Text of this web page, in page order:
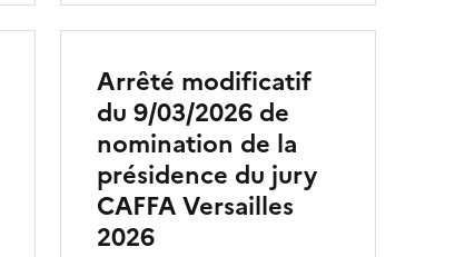
Arrêté modificatif
du 9/03/2026 de
nomination de la
présidence du jury
CAFFA Versailles
2026